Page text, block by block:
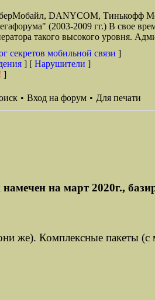
DANYCOM, Тинькофф
(2003-2009 гг.) В свое
такого высокого уровня.
секретов мобильной связи ]
] [ Нарушители ]
]
• Вход на форум • Для печати
на март 2020г.,
же). Комплексные пакеты (с